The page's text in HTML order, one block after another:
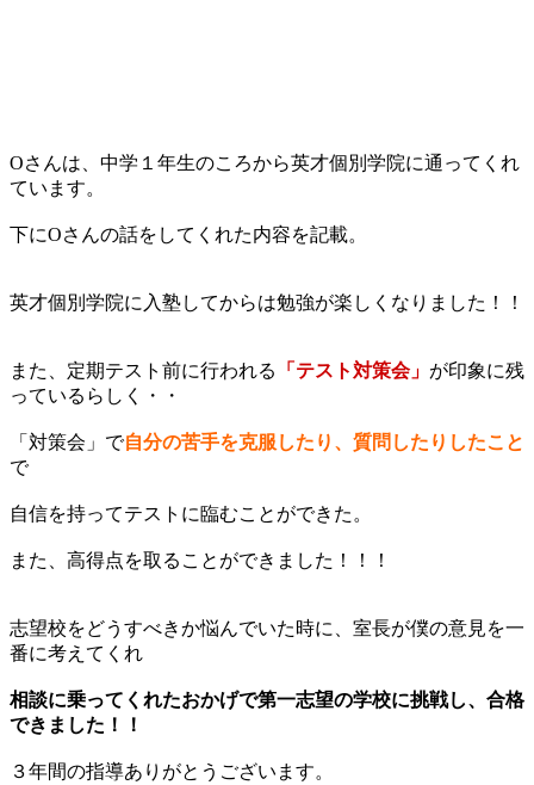
Oさんは、中学１年生のころから英才個別学院に通ってくれ
ています。
下にOさんの話をしてくれた内容を記載。
英才個別学院に入塾してからは勉強が楽しくなりました！！
また、定期テスト前に行われる 「テスト対策会」 が印象に残
っているらしく・・
「対策会」で自分の苦手を克服したり、質問したりしたこと
で
自信を持ってテストに臨むことができた。
また、高得点を取ることができました！！！
志望校をどうすべきか悩んでいた時に、室長が僕の意見を一
番に考えてくれ
相談に乗ってくれたおかげで第一志望の学校に挑戦し、合格
できました！！
３年間の指導ありがとうございます。